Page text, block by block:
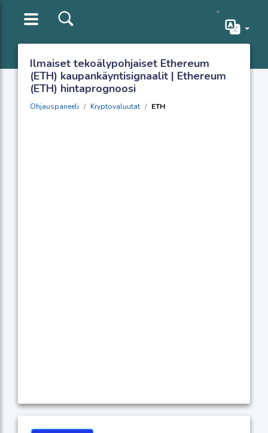
Ilmaiset tekoälypohjaiset Ethereum
(ETH) kaupankäyntisignaalit | Ethereum
(ETH) hintaprognoosi
Ohjauspaneeli Kryptovaluutat ETH